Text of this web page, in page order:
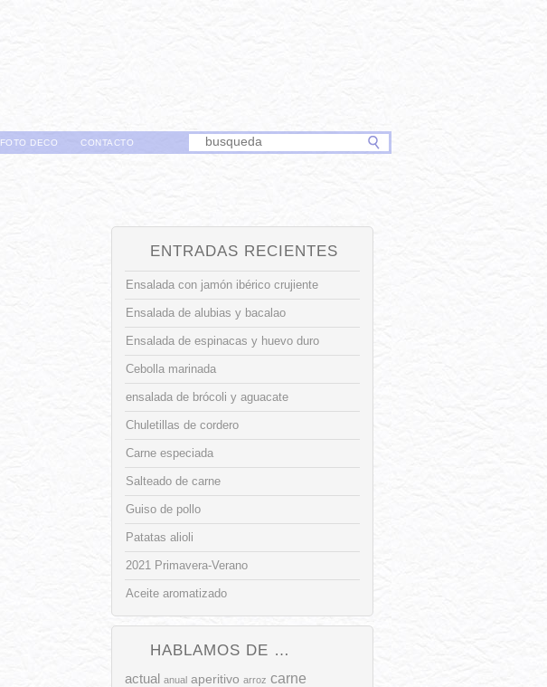
FOTO DECO CONTACTO
ENTRADAS RECIENTES
Ensalada con jamón ibérico crujiente
Ensalada de alubias y bacalao
Ensalada de espinacas y huevo duro
Cebolla marinada
ensalada de brócoli y aguacate
Chuletillas de cordero
Carne especiada
Salteado de carne
Guiso de pollo
Patatas alioli
2021 Primavera-Verano
Aceite aromatizado
HABLAMOS DE …
actual anual aperitivo arroz carne